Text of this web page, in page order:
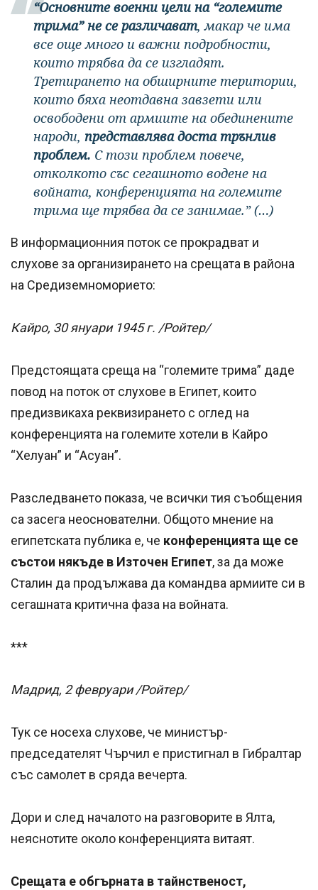
“Основните военни цели на “големите
трима” не се различават, макар че има
все още много и важни подробности,
които трябва да се изгладят.
Третирането на обширните територии,
които бяха неотдавна завзети или
освободени от армиите на обединените
народи, представлява доста трънлив
проблем. С този проблем повече,
отколкото със сегашното водене на
войната, конференцията на големите
трима ще трябва да се занимае.” (…)
В информационния поток се прокрадват и
слухове за организирането на срещата в района
на Средиземноморието:
Кайро, 30 януари 1945 г. /Ройтер/
Предстоящата среща на “големите трима” даде
повод на поток от слухове в Египет, които
предизвикаха реквизирането с оглед на
конференцията на големите хотели в Кайро
“Хелуан” и “Асуан”.
Разследването показа, че всички тия съобщения
са засега неоснователни. Общото мнение на
египетската публика е, че конференцията ще се
състои някъде в Източен Египет, за да може
Сталин да продължава да командва армиите си в
сегашната критична фаза на войната.
***
Мадрид, 2 февруари /Ройтер/
Тук се носеха слухове, че министър-
председателят Чърчил е пристигнал в Гибралтар
със самолет в сряда вечерта.
Дори и след началото на разговорите в Ялта,
неяснотите около конференцията витаят.
Срещата е обгърната в тайнственост,